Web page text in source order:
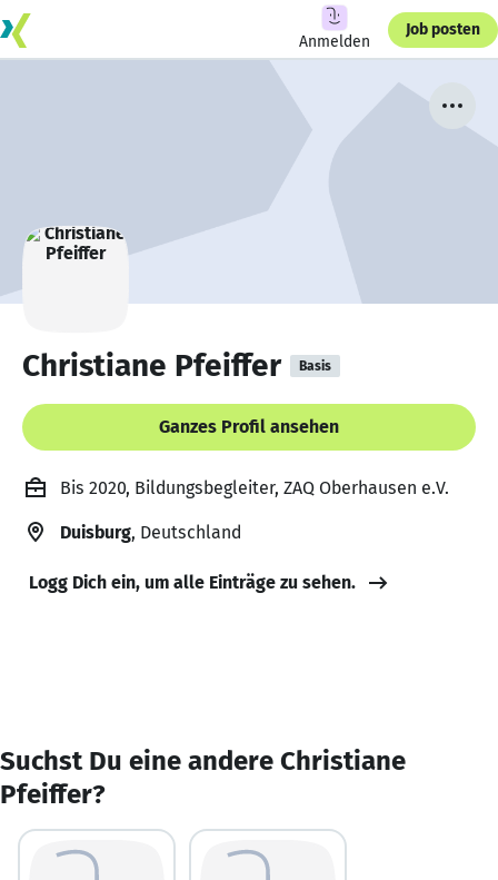
Anmelden
Job posten
Christiane Pfeiffer Basis
Ganzes Profil ansehen
Bis 2020, Bildungsbegleiter, ZAQ Oberhausen e.V.
Duisburg, Deutschland
Logg Dich ein, um alle Einträge zu sehen.
Suchst Du eine andere Christiane
Pfeiffer?